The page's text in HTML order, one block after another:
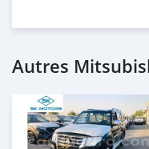
Autres